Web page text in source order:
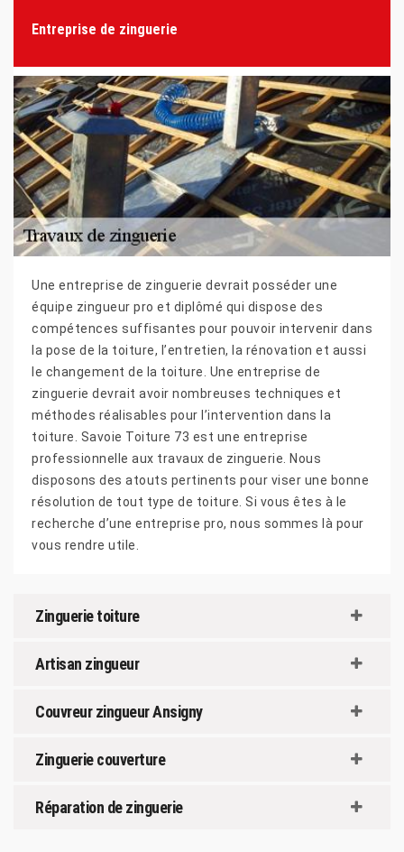
Entreprise de zinguerie
Une entreprise de zinguerie devrait posséder une
équipe zingueur pro et diplômé qui dispose des
compétences suffisantes pour pouvoir intervenir dans
la pose de la toiture, l’entretien, la rénovation et aussi
le changement de la toiture. Une entreprise de
zinguerie devrait avoir nombreuses techniques et
méthodes réalisables pour l’intervention dans la
toiture. Savoie Toiture 73 est une entreprise
professionnelle aux travaux de zinguerie. Nous
disposons des atouts pertinents pour viser une bonne
résolution de tout type de toiture. Si vous êtes à le
recherche d’une entreprise pro, nous sommes là pour
vous rendre utile.
Zinguerie toiture
Artisan zingueur
Couvreur zingueur Ansigny
Zinguerie couverture
Réparation de zinguerie